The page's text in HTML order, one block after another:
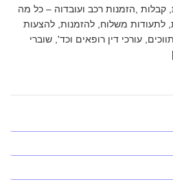
קבלות ,הזמנות רכב ועובדוה – כל מה
לתעודות משלוח, להזמנות, להצעות
עורכי דין רופאים וכד', שוברי